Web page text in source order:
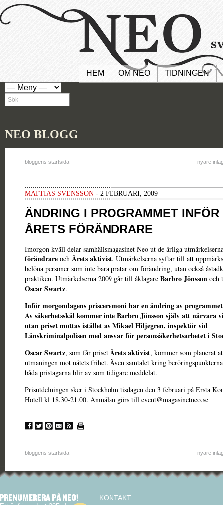
HEM OM NEO TIDNINGEN
NEO BLOGG
bloggens startsida nyare
MATTIAS SVENSSON - 2 FEBRUARI, 2009
ÄNDRING I PROGRAMMET INFÖR
ÅRETS FÖRÄNDRARE
Imorgon kväll delar samhällsmagasinet Neo ut de årliga
förändrare och Årets aktivist. Utmärkelserna syftar till att
belöna personer som inte bara pratar om förändring, utan också
praktiken. Utmärkelserna 2009 går till åklagare Barbro Jönsson och
Oscar Swartz.
Inför morgondagens prisceremoni har en ändring av
Av säkerhetsskäl kommer inte Barbro Jönsson själv att närvara
utan priset mottas istället av Mikael Hiljegren, inspektör vid
Länskriminalpolisen med ansvar för personsäkerhetsarbetet i
Oscar Swartz, som får priset Årets aktivist, kommer som planerat
utmaningen mot nätets frihet. Även samtalet kring
båda pristagarna blir av som tidigare meddelat.
Prisutdelningen sker i Stockholm tisdagen den 3 februari på Ersta
Hotell kl 18.30-21.00. Anmälan görs till event@magasinetneo.se
bloggens startsida nyare
KONTAKT